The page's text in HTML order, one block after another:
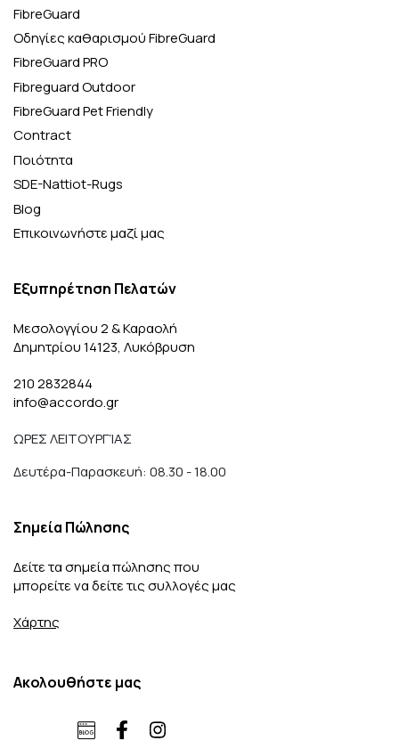
FibreGuard
Οδηγίες καθαρισμού FibreGuard
FibreGuard PRO
Fibreguard Outdoor
FibreGuard Pet Friendly
Contract
Ποιότητα
SDE-Nattiot-Rugs
Blog
Επικοινωνήστε μαζί μας
Εξυπηρέτηση Πελατών
Μεσολογγίου 2 & Καραολή
Δημητρίου 14123, Λυκόβρυση
210 2832844
info@accordo.gr
ΩΡΕΣ ΛΕΙΤΟΥΡΓΊΑΣ
Δευτέρα-Παρασκευή: 08.30 - 18.00
Σημεία Πώλησης
Δείτε τα σημεία πώλησης που
μπορείτε να δείτε τις συλλογές μας
Χάρτης
Ακολουθήστε μας